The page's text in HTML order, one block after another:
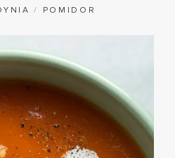
/ POMIDOR